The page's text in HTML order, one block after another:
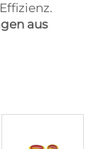
aus